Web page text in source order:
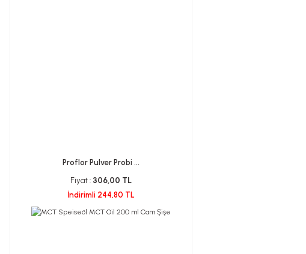
Proflor Pulver Probi ...
Fiyat : 306,00 TL
İndirimli 244,80 TL